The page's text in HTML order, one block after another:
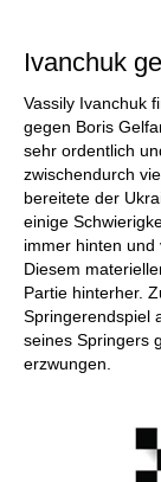
Ivanchuk
Vassily Ivanchuk
gegen Boris
sehr ordentlich
zwischendurch
bereitete der
einige
immer hinten und
Diesem
Partie hinterher.
Springerendspiel
seines Springers
erzwungen.